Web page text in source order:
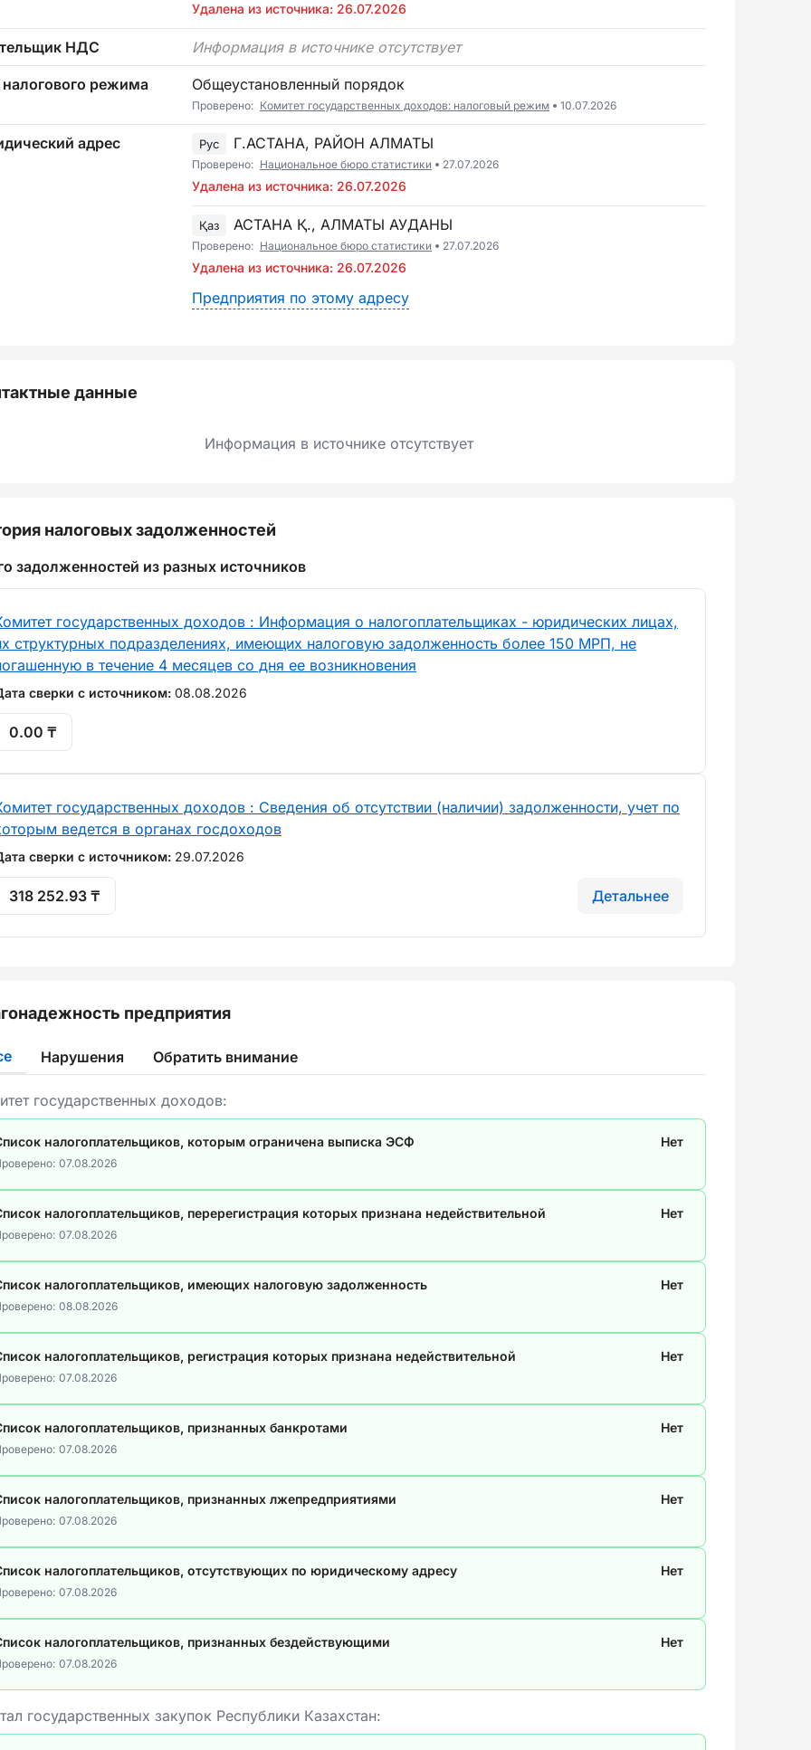
Удалена из источника: 26.07.2026
НДС Информация в источнике отсутствует
режима Общеустановленный порядок
Проверено: Комитет государственных доходов: налоговый режим 10.07.2026
адрес Рус Г.АСТАНА, РАЙОН АЛМАТЫ
Проверено: Национальное бюро статистики 27.07.2026
Удалена из источника: 26.07.2026
Қаз АСТАНА Қ., АЛМАТЫ АУДАНЫ
Проверено: Национальное бюро статистики 27.07.2026
Удалена из источника: 26.07.2026
Предприятия по этому адресу
данные
Информация в источнике отсутствует
налоговых задолженностей
задолженностей из разных источников
государственных доходов : Информация о налогоплательщиках - юридических лицах,
структурных подразделениях, имеющих налоговую задолженность более 150 МРП, не
в течение 4 месяцев со дня ее возникновения
сверки с источником: 08.08.2026
0.00 ₸
государственных доходов : Сведения об отсутствии (наличии) задолженности, учет по
ведется в органах госдоходов
сверки с источником: 29.07.2026
318 252.93 ₸ Детальнее
предприятия
Нарушения Обратить внимание
государственных доходов:
налогоплательщиков, которым ограничена выписка ЭСФ Нет
07.08.2026
налогоплательщиков, перерегистрация которых признана недействительной Нет
07.08.2026
налогоплательщиков, имеющих налоговую задолженность Нет
08.08.2026
налогоплательщиков, регистрация которых признана недействительной Нет
07.08.2026
налогоплательщиков, признанных банкротами Нет
07.08.2026
налогоплательщиков, признанных лжепредприятиями Нет
07.08.2026
налогоплательщиков, отсутствующих по юридическому адресу Нет
07.08.2026
налогоплательщиков, признанных бездействующими Нет
07.08.2026
государственных закупок Республики Казахстан: